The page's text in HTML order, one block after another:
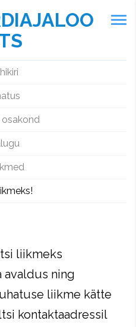
osakond
liikmeks
ning
liikme kätte
kontaktaadressil